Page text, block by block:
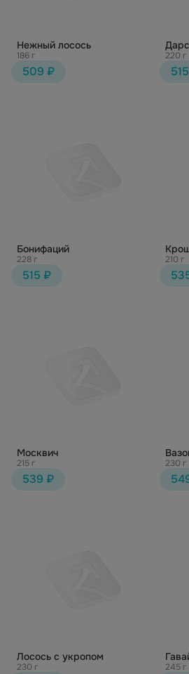
Нежный лосось
186 г
509 ₽
220 г
Бонифаций
228 г
515 ₽
210 г
Москвич
215 г
539 ₽
230 г
Лосось с укропом
230 г 245 г